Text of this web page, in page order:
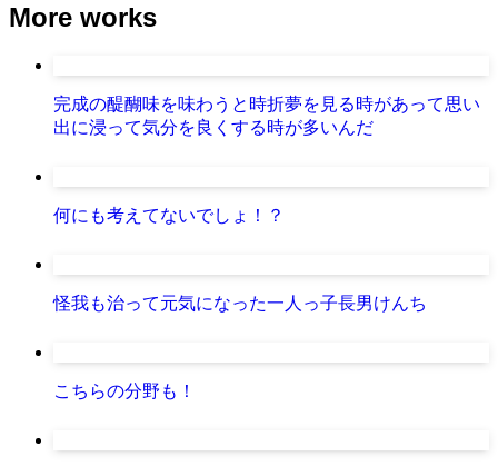
More works
完成の醍醐味を味わうと時折夢を見る時があって思い
出に浸って気分を良くする時が多いんだ
何にも考えてないでしょ！？
怪我も治って元気になった一人っ子長男けんち
こちらの分野も！